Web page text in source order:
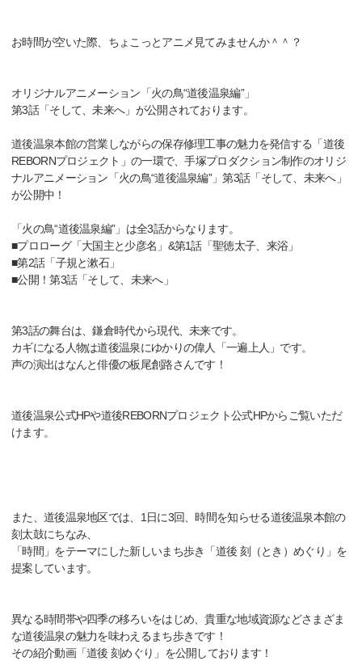
お時間が空いた際、ちょこっとアニメ見てみませんか＾＾？
オリジナルアニメーション「火の鳥“道後温泉編”」
第3話「そして、未来へ」が公開されております。
道後温泉本館の営業しながらの保存修理工事の魅力を発信する「道後
REBORNプロジェクト」の一環で、手塚プロダクション制作のオリジ
ナルアニメーション「火の鳥“道後温泉編”」第3話「そして、未来へ」
が公開中！
「火の鳥“道後温泉編”」は全3話からなります。
■プロローグ「大国主と少彦名」&第1話「聖徳太子、来浴」
■第2話「子規と漱石」
■公開！第3話「そして、未来へ」
第3話の舞台は、鎌倉時代から現代、未来です。
カギになる人物は道後温泉にゆかりの偉人「一遍上人」です。
声の演出はなんと俳優の板尾創路さんです！
道後温泉公式HPや道後REBORNプロジェクト公式HPからご覧いただ
けます。
また、道後温泉地区では、1日に3回、時間を知らせる道後温泉本館の
刻太鼓にちなみ、
「時間」をテーマにした新しいまち歩き「道後 刻（とき）めぐり」を
提案しています。
異なる時間帯や四季の移ろいをはじめ、貴重な地域資源などさまざま
な道後温泉の魅力を味わえるまち歩きです！
その紹介動画「道後 刻めぐり」を公開しております！